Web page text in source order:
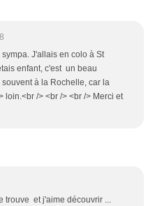
J'allais en colo à St
enfant, c'est un beau
à la Rochelle, car la
loin.<br /> <br /> <br /> Merci et
trouve et j'aime découvrir ...